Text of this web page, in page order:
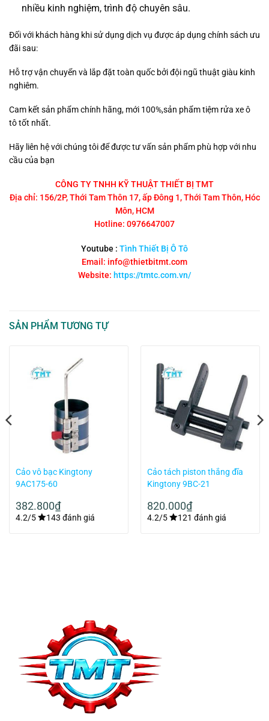
nhiều kinh nghiệm, trình độ chuyên sâu.
Đối với khách hàng khi sử dụng dịch vụ được áp dụng chính sách ưu
đãi sau:
Hỗ trợ vận chuyển và lắp đặt toàn quốc bởi đội ngũ thuật giàu kinh
nghiêm.
Cam kết sản phẩm chính hãng, mới 100%,sản phẩm tiệm rửa xe ô
tô tốt nhất.
Hãy liên hệ với chúng tôi để được tư vấn sản phẩm phù hợp với nhu
cầu của bạn
CÔNG TY TNHH KỸ THUẬT THIẾT BỊ TMT
Địa chỉ: 156/2P, Thới Tam Thôn 17, ấp Đông 1, Thới Tam Thôn, Hóc
Môn, HCM
Hotline: 0976647007
Youtube : Tình Thiết Bị Ô Tô
Email: info@thietbitmt.com
Website: https://tmtc.com.vn/
SẢN PHẨM TƯƠNG TỰ
Cảo vô bạc Kingtony
9AC175-60
382.800₫
4.2/5 143 đánh giá
Cảo tách piston thắng đĩa
Kingtony 9BC-21
820.000₫
4.2/5 121 đánh giá